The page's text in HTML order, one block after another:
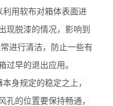
用软布对箱体表面进
现脱漆的情况，影响到
进行清洁，防止一些有
过早的退出应用。
身规定的稳定之上，
孔的位置要保持畅通，